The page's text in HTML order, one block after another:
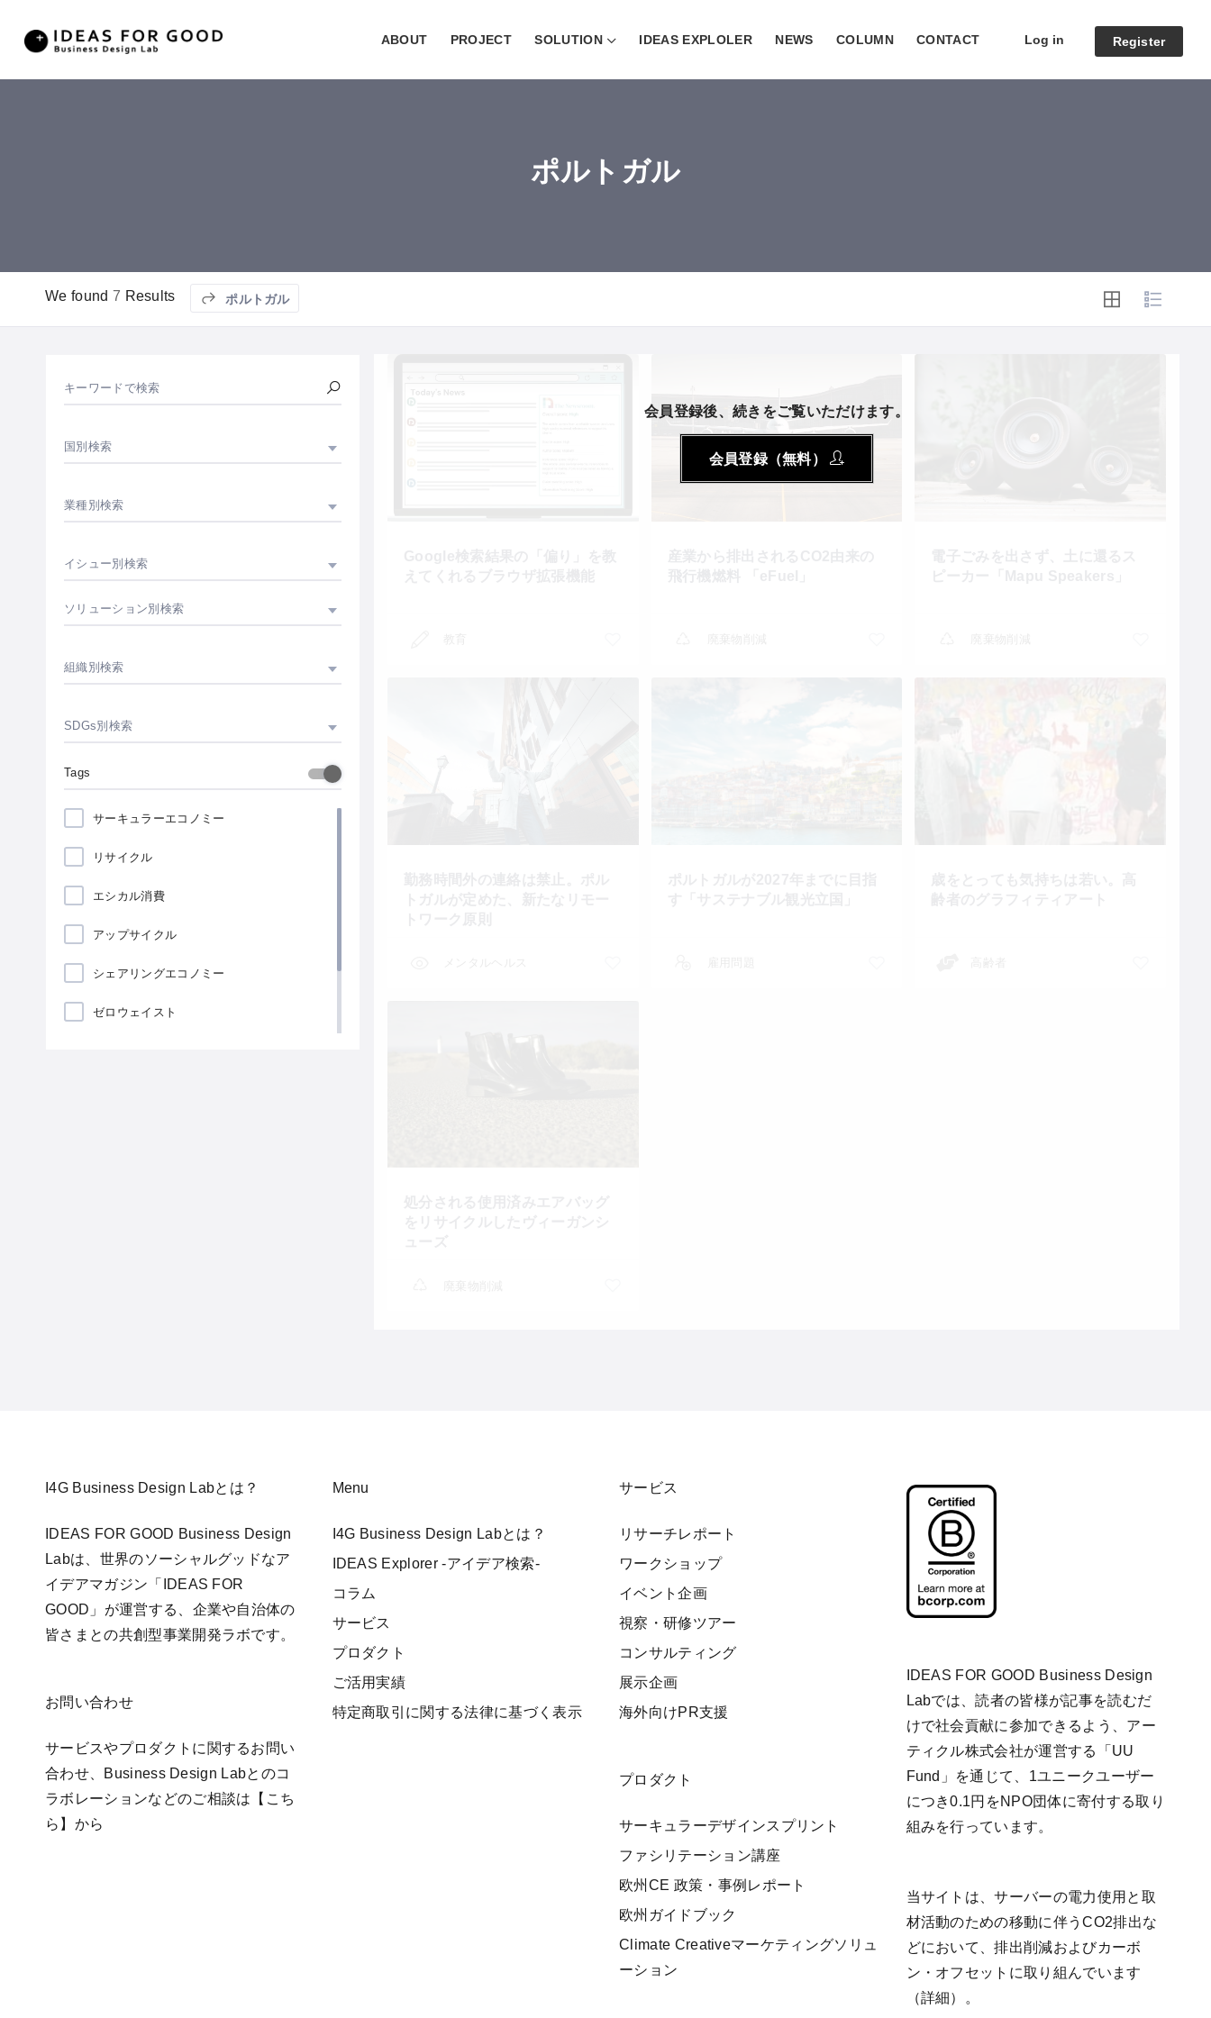
ABOUT PROJECT SOLUTION IDEAS EXPLOLER NEWS COLUMN CONTACT Log in Register
ポルトガル
We found 7 Results ポルトガル
キーワードで検索
国別検索
業種別検索
イシュー別検索
ソリューション別検索
組織別検索
SDGs別検索
Tags
サーキュラーエコノミー
リサイクル
エシカル消費
アップサイクル
シェアリングエコノミー
ゼロウェイスト
会員登録後、続きをご覧いただけます。
会員登録（無料）
I4G Business Design Labとは？
IDEAS FOR GOOD Business Design
Labは、世界のソーシャルグッドなア
イデアマガジン「IDEAS FOR
GOOD」が運営する、企業や自治体の
皆さまとの共創型事業開発ラボです。
お問い合わせ
サービスやプロダクトに関するお問い
合わせ、Business Design Labとのコ
ラボレーションなどのご相談は 【こち
ら】 から
Menu
I4G Business Design Labとは？
IDEAS Explorer -アイデア検索-
コラム
サービス
プロダクト
ご活用実績
特定商取引に関する法律に基づく表示
サービス
リサーチレポート
ワークショップ
イベント企画
視察・研修ツアー
コンサルティング
展示企画
海外向けPR支援
プロダクト
サーキュラーデザインスプリント
ファシリテーション講座
欧州CE 政策・事例レポート
欧州ガイドブック
Climate Creativeマーケティングソリュ
ーション
IDEAS FOR GOOD Business Design
Labでは、読者の皆様が記事を読むだ
けで社会貢献に参加できるよう、アー
ティクル株式会社が運営する「 UU
Fund 」を通じて、1ユニークユーザー
につき0.1円をNPO団体に寄付する取り
組みを行っています。
当サイトは、サーバーの電力使用と取
材活動のための移動に伴うCO2排出な
どにおいて、排出削減およびカーボ
ン・オフセットに取り組んでいます
（詳細）。